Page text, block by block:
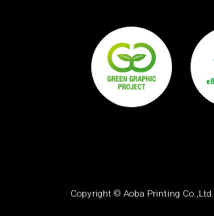
Copyright © Aoba Printing Co.,Ltd.